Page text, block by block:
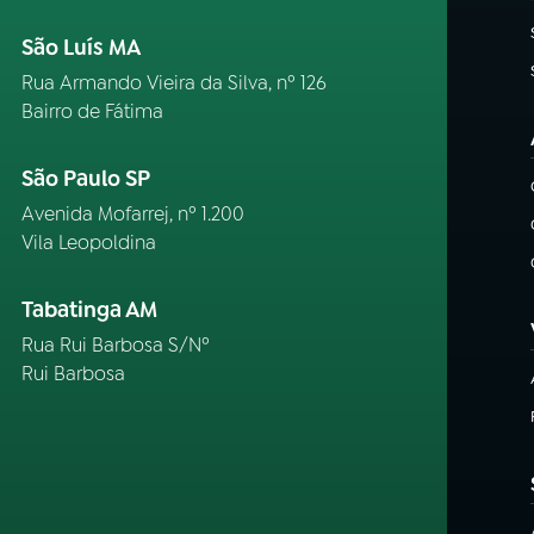
São Luís MA
Rua Armando Vieira da Silva, nº 126
Bairro de Fátima
São Paulo SP
Avenida Mofarrej, nº 1.200
Vila Leopoldina
Tabatinga AM
Rua Rui Barbosa S/Nº
Rui Barbosa